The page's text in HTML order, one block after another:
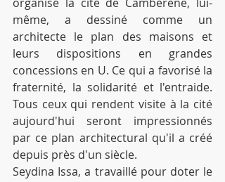
même, a dessiné comme un
architecte le plan des maisons et
leurs dispositions en grandes
concessions en U. Ce qui a favorisé la
fraternité, la solidarité et l'entraide.
Tous ceux qui rendent visite à la cité
aujourd'hui seront impressionnés
par ce plan architectural qu'il a créé
depuis près d'un siècle.
Seydina Issa, a travaillé pour doter le